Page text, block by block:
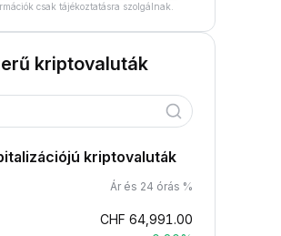
csak tájékoztatásra szolgálnak.
kriptovaluták
kriptovaluták
Ár és 24 órás %
CHF 64,991.00